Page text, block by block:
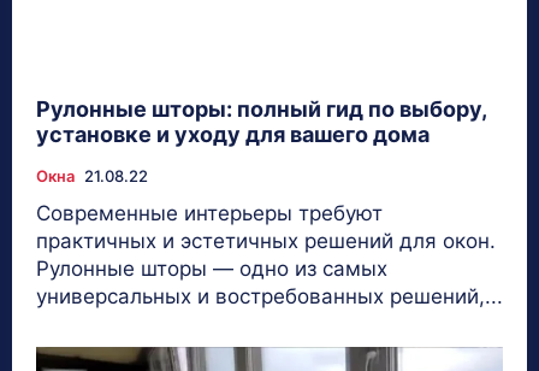
Рулонные шторы: полный гид по выбору,
установке и уходу для вашего дома
Окна 21.08.22
Современные интерьеры требуют
практичных и эстетичных решений для окон.
Рулонные шторы — одно из самых
универсальных и востребованных решений,...